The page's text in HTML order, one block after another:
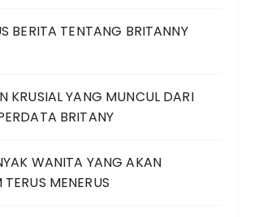
BERITA TENTANG BRITANNY
KRUSIAL YANG MUNCUL DARI
BRITANY
WANITA YANG AKAN
MENERUS